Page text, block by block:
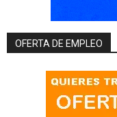
OFERTA DE EMPLEO